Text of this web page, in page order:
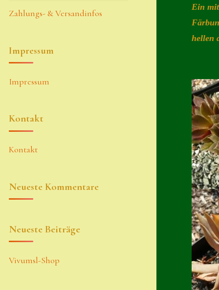
Ein
hellen
Zahlungs- & Versandinfos
Impressum
Impressum
Kontakt
Kontakt
Neueste Kommentare
Neueste Beiträge
Vivumsl-Shop